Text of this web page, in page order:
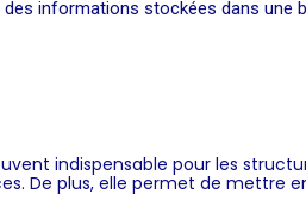
informations stockées dans une
indispensable pour les
De plus, elle permet de